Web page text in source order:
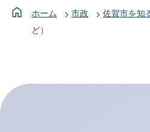
ホーム 市政 佐賀市を知
ど）